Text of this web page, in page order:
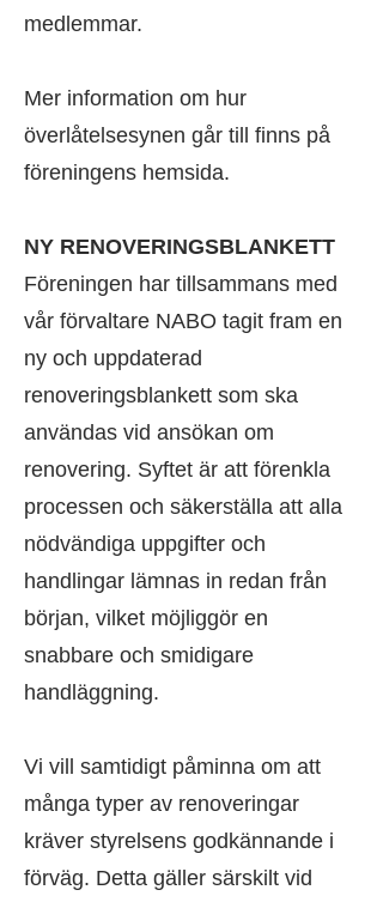
medlemmar.
Mer information om hur
överlåtelsesynen går till finns på
föreningens hemsida.
NY RENOVERINGSBLANKETT
Föreningen har tillsammans med
vår förvaltare NABO tagit fram en
ny och uppdaterad
renoveringsblankett som ska
användas vid ansökan om
renovering. Syftet är att förenkla
processen och säkerställa att alla
nödvändiga uppgifter och
handlingar lämnas in redan från
början, vilket möjliggör en
snabbare och smidigare
handläggning.
Vi vill samtidigt påminna om att
många typer av renoveringar
kräver styrelsens godkännande i
förväg. Detta gäller särskilt vid